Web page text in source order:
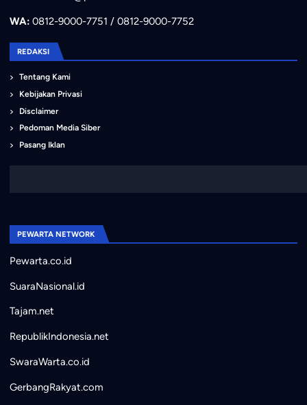
WA:0812-9000-7751 / 0812-9000-7752
REDAKSI
Tentang Kami
Kebijakan Privasi
Disclaimer
Pedoman Media Siber
Pasang Iklan
PEWARTA NETWORK
Pewarta.co.id
SuaraNasional.id
Tajam.net
RepublikIndonesia.net
SwaraWarta.co.id
GerbangRakyat.com